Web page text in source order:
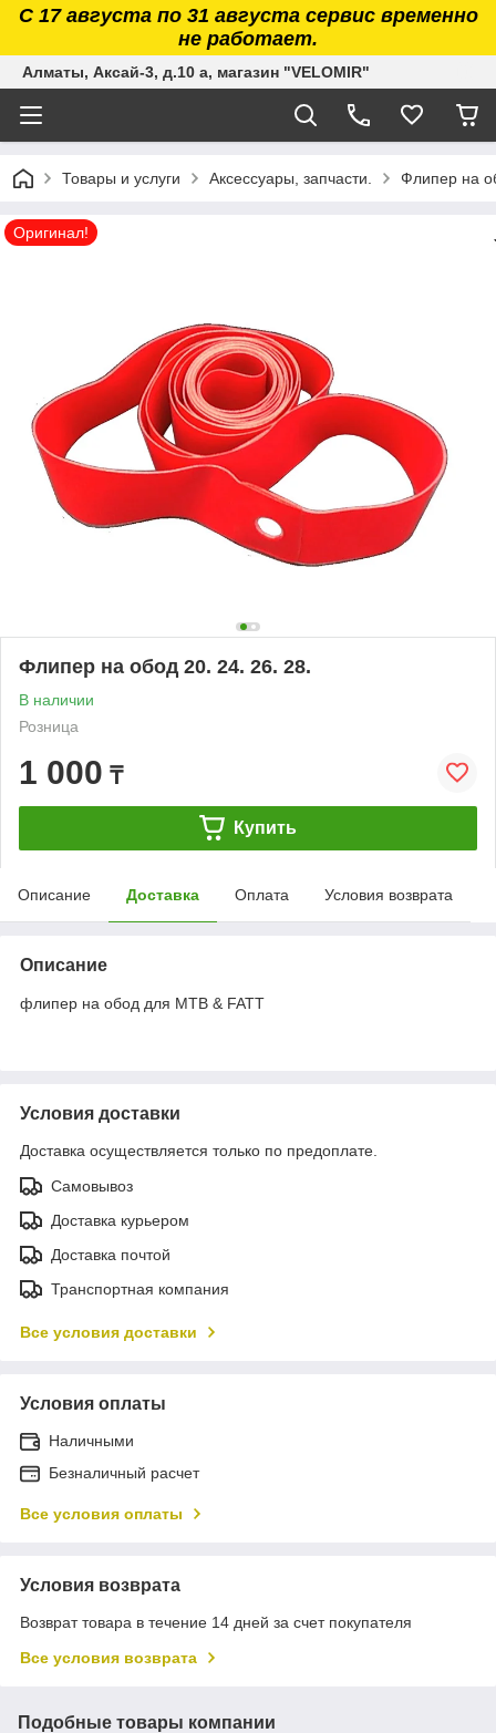
С 17 августа по 31 августа сервис временно
не работает.
Алматы, Аксай-3, д.10 а, магазин "VELOMIR"
Товары и услуги Аксессуары, запчасти. Флипер на
Оригинал!
Флипер на обод 20. 24. 26. 28.
В наличии
Розница
1 000 ₸
Купить
Описание Доставка Оплата Условия возврата
Описание
флипер на обод для MTB & FATT
Условия доставки
Доставка осуществляется только по предоплате.
Самовывоз
Доставка курьером
Доставка почтой
Транспортная компания
Все условия доставки
Условия оплаты
Наличными
Безналичный расчет
Все условия оплаты
Условия возврата
Возврат товара в течение 14 дней за счет покупателя
Все условия возврата
Подобные товары компании